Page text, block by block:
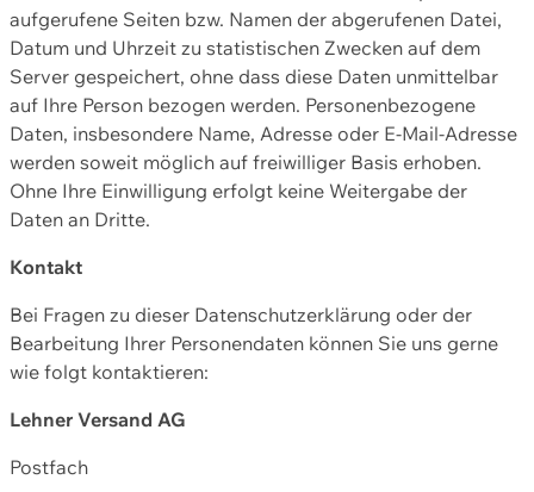
aufgerufene Seiten bzw. Namen der abgerufenen Datei,
Datum und Uhrzeit zu statistischen Zwecken auf dem
Server gespeichert, ohne dass diese Daten unmittelbar
auf Ihre Person bezogen werden. Personenbezogene
Daten, insbesondere Name, Adresse oder E-Mail-Adresse
werden soweit möglich auf freiwilliger Basis erhoben.
Ohne Ihre Einwilligung erfolgt keine Weitergabe der
Daten an Dritte.
Kontakt
Bei Fragen zu dieser Datenschutzerklärung oder der
Bearbeitung Ihrer Personendaten können Sie uns gerne
wie folgt kontaktieren:
Lehner Versand AG
Postfach